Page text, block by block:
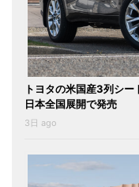
トヨタの米国産3列シ
日本全国展開で発売
3日 ago